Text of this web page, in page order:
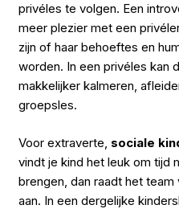
privéles te volgen. Een
meer plezier met een
zijn of haar behoeftes en
worden. In een privéles kan
makkelijker kalmeren,
groepsles.
Voor extraverte, sociale
vindt je kind het leuk om tijd
brengen, dan raadt het
aan. In een dergelijke